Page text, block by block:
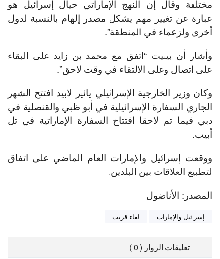
مختلفة وقال إن النهج الإماراتي حيال إسرائيل هو
عبارة عن تغيير مهم يشكل مصدر إلهام بالنسبة لدول
أخرى ولزعماء في المنطقة”.
وأشار أن بينيت “اتفق مع محمد بن زايد على البقاء
على اتصال وعلى الالتقاء في وقت لاحق”.
وكان وزير الخارجية الإسرائيلي يائير لابيد افتتح الشهر
الجاري السفارة الإسرائيلية في أبو ظبي والقنصلية في
دبي فيما تم لاحقا افتتاح السفارة الإماراتية في تل
أبيب.
ووقعت إسرائيل والإمارات العام الماضي على اتفاق
لتطبيع العلاقات بين البلدين.
المصدر: الأناضول
إسرائيل والإمارات لقاء قريب
تعليقات الزوار ( 0 )